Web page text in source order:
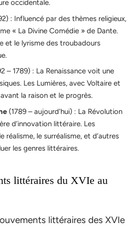
occidentale.
: Influencé par des thèmes religieux,
« La Divine Comédie » de Dante.
et le lyrisme des troubadours
– 1789) : La Renaissance voit une
Les Lumières, avec Voltaire et
la raison et le progrès.
(1789 – aujourd’hui) : La Révolution
d’innovation littéraire. Les
réalisme, le surréalisme, et d’autres
les genres littéraires.
littéraires du XVIe au
littéraires des XVIe